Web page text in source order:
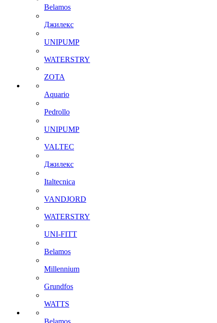
Belamos
Джилекс
UNIPUMP
WATERSTRY
ZOTA
Aquario
Pedrollo
UNIPUMP
VALTEC
Джилекс
Italtecnica
VANDJORD
WATERSTRY
UNI-FITT
Belamos
Millennium
Grundfos
WATTS
Belamos